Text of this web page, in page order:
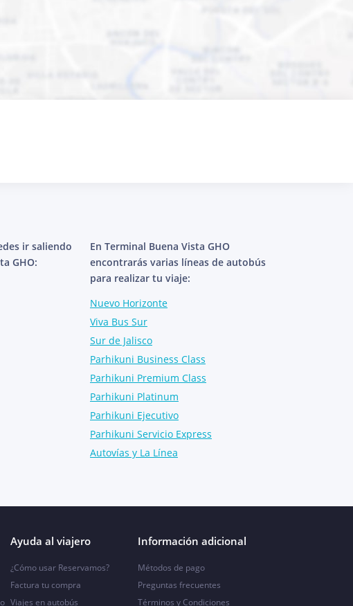
ir saliendo
GHO:
En Terminal Buena Vista GHO
encontrarás varias líneas de autobús
para realizar tu viaje:
Nuevo Horizonte
Viva Bus Sur
Sur de Jalisco
Parhikuni Business Class
Parhikuni Premium Class
Parhikuni Platinum
Parhikuni Ejecutivo
Parhikuni Servicio Express
Autovías y La Línea
Ayuda al viajero
¿Cómo usar Reservamos?
Factura tu compra
Viajes en autobús
Información adicional
Métodos de pago
Preguntas frecuentes
Términos y Condiciones